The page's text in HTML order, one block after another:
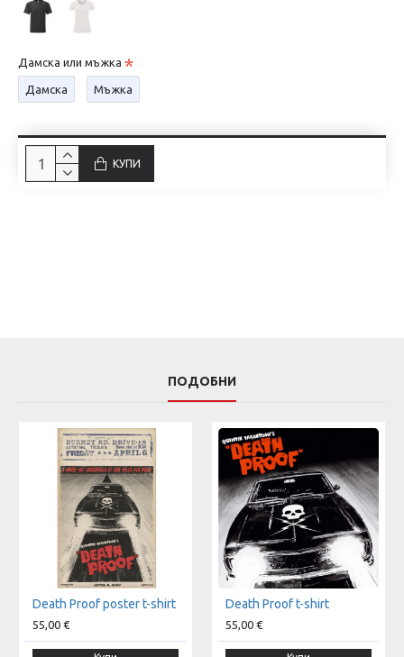
Дамска или мъжка
Дамска Мъжка
КУПИ
ПОДОБНИ
Death Proof poster t-shirt
55,00 €
Death Proof t-shirt
55,00 €